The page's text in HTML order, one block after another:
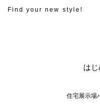
Find your new style!
は
住宅展示場